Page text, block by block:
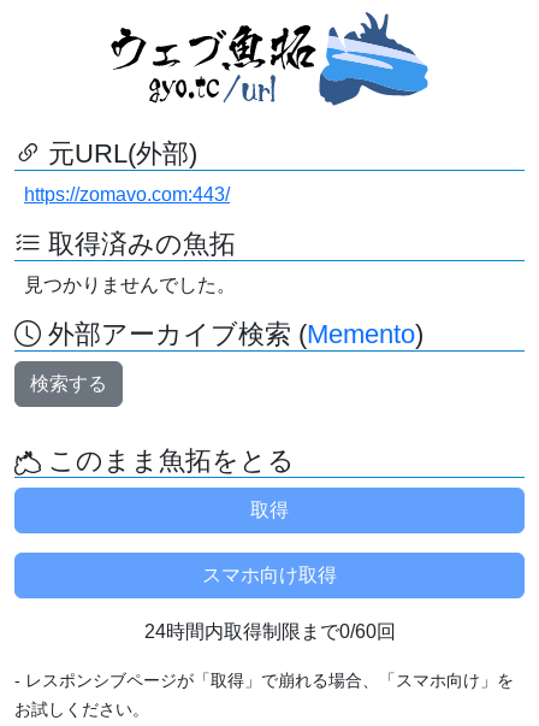
元URL(外部)
https://zomavo.com:443/
取得済みの魚拓
見つかりませんでした。
外部アーカイブ検索 (Memento)
検索する
このまま魚拓をとる
24時間内取得制限まで0/60回
- レスポンシブページが「取得」で崩れる場合、「スマホ向け」を
お試しください。